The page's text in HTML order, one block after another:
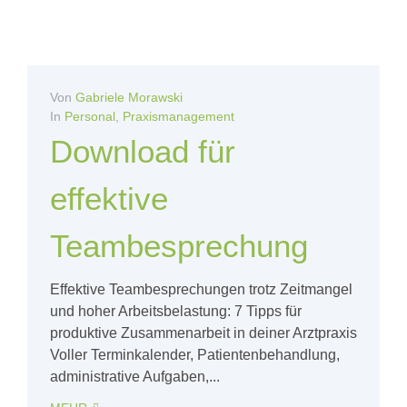
Von Gabriele Morawski
In Personal Praxismanagement
Download für
effektive
Teambesprechung
Effektive Teambesprechungen trotz Zeitmangel
und hoher Arbeitsbelastung: 7 Tipps für
produktive Zusammenarbeit in deiner Arztpraxis
Voller Terminkalender, Patientenbehandlung,
administrative Aufgaben,...